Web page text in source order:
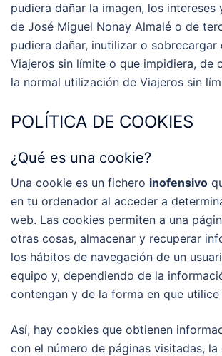
pudiera dañar la imagen, los intereses
de José Miguel Nonay Almalé o de
pudiera dañar, inutilizar o sobrecargar
Viajeros sin límite o que impidiera, de
la normal utilización de Viajeros sin
POLÍTICA DE COOKIES
¿Qué es una cookie?
Una cookie es un fichero inofensivo
en tu ordenador al acceder a
web. Las cookies permiten a una
otras cosas, almacenar y recuperar
los hábitos de navegación de un
equipo y, dependiendo de la
contengan y de la forma en que utilice
Así, hay cookies que obtienen
con el número de páginas visitadas,